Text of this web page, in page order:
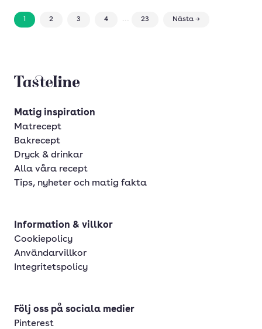
1 2 3 4 ... 23 Nästa →
Tasteline startsida
Matig inspiration
Matrecept
Bakrecept
Dryck & drinkar
Alla våra recept
Tips, nyheter och matig fakta
Information & villkor
Cookiepolicy
Användarvillkor
Integritetspolicy
Följ oss på sociala medier
Pinterest